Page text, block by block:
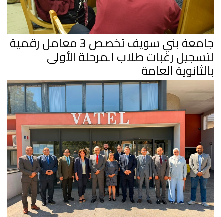
جامعة بني سويف تخصص 3 معامل رقمية
لتسجيل رغبات طلاب المرحلة الأولى
بالثانوية العامة